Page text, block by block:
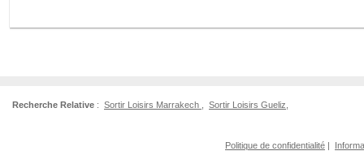
Recherche Relative : Sortir Loisirs Marrakech Sortir Loisirs Gueliz
Politique de confidentialité |